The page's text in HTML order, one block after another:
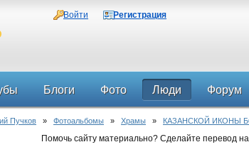
Войти Регистрация
Блоги Фото Люди Форум
Пучков » Фотоальбомы » Храмы » КАЗАНСКОЙ ИКОНЫ
Помочь сайту материально? Сделайте перевод